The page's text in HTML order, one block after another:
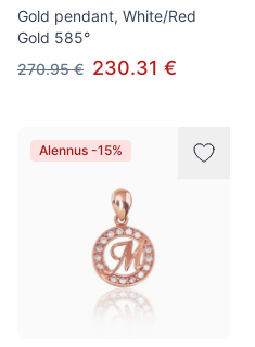
Gold pendant, White/Red
Gold 585°
270.95 € 230.31 €
Alennus -15%